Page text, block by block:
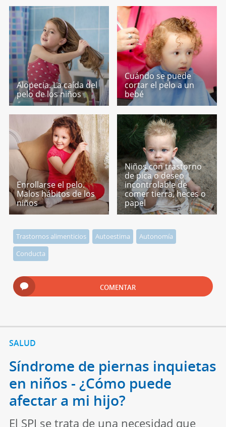
Alopecia. La caída del
pelo de los niños
Cuándo se puede
cortar el pelo a un
bebé
Enrollarse el pelo.
Malos hábitos de los
niños
Niños con trastorno
de pica o deseo
incontrolable de
comer tierra, heces o
papel
Trastornos alimenticios Autoestima
Autonomía
Conducta
COMENTAR
SALUD
Síndrome de piernas inquietas
en niños - ¿Cómo puede
afectar a mi hijo?
El SPI se trata de una necesidad que